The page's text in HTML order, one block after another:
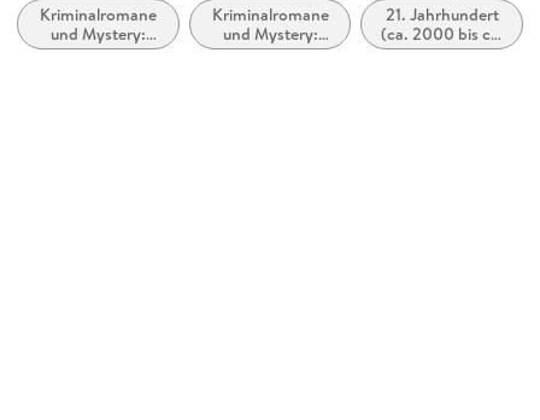
Reihe
Gruppe 4 ermittelt, 2
Kriminalromane
und Mystery:
Polizeiarbeit &
Kriminalromane
und Mystery:
weibliche
21. Jahrhundert
(ca. 2000 bis ca.
2100)